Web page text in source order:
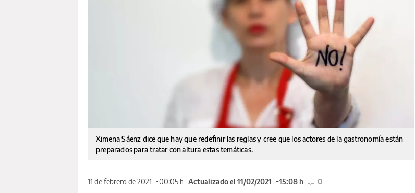
Ximena Sáenz dice que hay que redefinir las reglas y cree que los actores de la gastronomía están
preparados para tratar con altura estas temáticas.
11 de febrero de 2021 00:05 h Actualizado el 11/02/2021 15:08 h 0